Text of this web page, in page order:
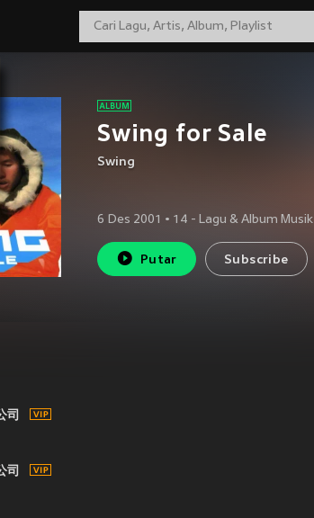
Swing for Sale
Swing
6 Des 2001 • 14 - Lagu & Album Musik
Putar Subscribe
司
司